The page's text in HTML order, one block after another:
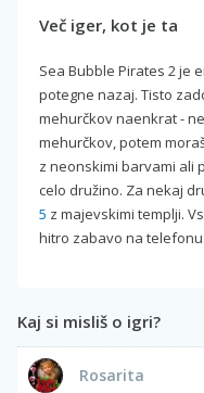
Več iger, kot je ta
Sea Bubble Pirates 2 je
potegne nazaj. Tisto
mehurčkov naenkrat -
mehurčkov, potem
z neonskimi barvami ali
celo družino. Za nekaj
5 z majevskimi templji.
hitro zabavo na telefonu.
Kaj si misliš o igri?
Rosarita